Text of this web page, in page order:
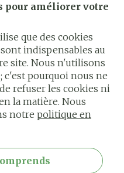
pour améliorer votre
que des cookies
indispensables au
site. Nous n'utilisons
c'est pourquoi nous ne
refuser les cookies ni
la matière. Nous
notre politique en